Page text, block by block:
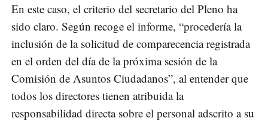
En este caso, el criterio del secretario del Pleno ha
sido claro. Según recoge el informe, “procedería la
inclusión de la solicitud de comparecencia registrada
en el orden del día de la próxima sesión de la
Comisión de Asuntos Ciudadanos”, al entender que
todos los directores tienen atribuida la
responsabilidad directa sobre el personal adscrito a su